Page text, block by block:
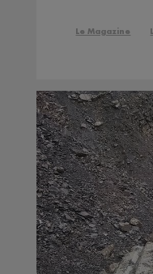
Le Magazine